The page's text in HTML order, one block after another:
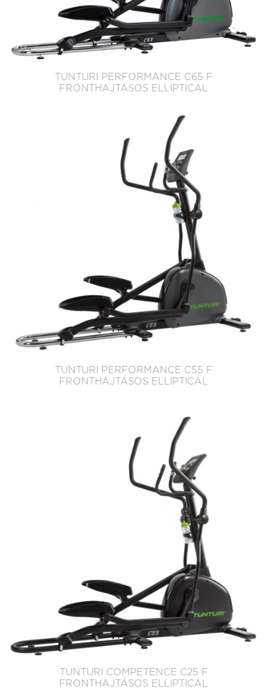
TUNTURI PERFORMANCE C65 F
FRONTHAJTÁSOS ELLIPTICAL
TUNTURI PERFORMANCE C55 F
FRONTHAJTÁSOS ELLIPTICAL
TUNTURI COMPETENCE C25 F
FRONTHAJTÁSOS ELLIPTICAL